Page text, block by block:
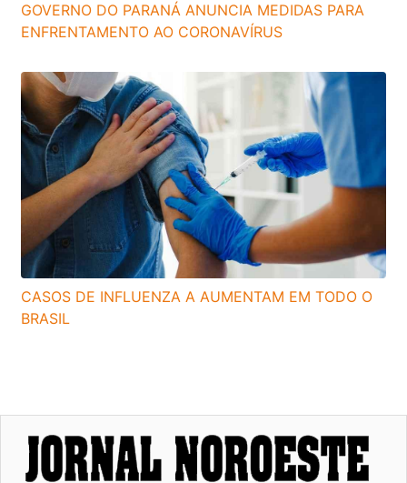
GOVERNO DO PARANÁ ANUNCIA MEDIDAS PARA
ENFRENTAMENTO AO CORONAVÍRUS
CASOS DE INFLUENZA A AUMENTAM EM TODO O
BRASIL